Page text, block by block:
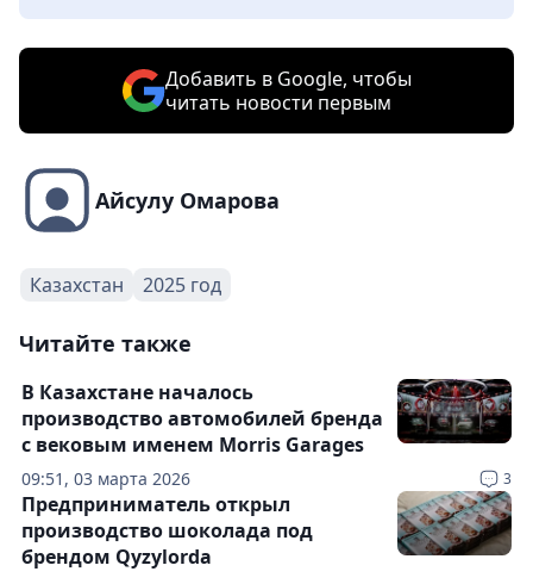
Добавить в Google, чтобы
читать новости первым
Айсулу Омарова
Казахстан 2025 год
Читайте также
09:51, 03 марта 2026 3
В Казахстане началось
производство автомобилей бренда
с вековым именем Morris Garages
Предприниматель открыл
производство шоколада под
брендом Qyzylorda